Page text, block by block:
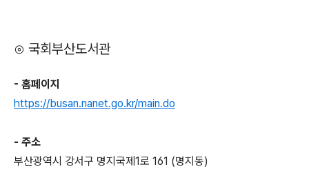
⊙ 국회부산도서관
- 홈페이지
https://busan.nanet.go.kr/main.do
- 주소
부산광역시 강서구 명지국제1로 161 (명지동)